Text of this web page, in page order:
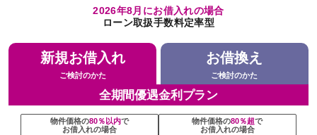
2026年8月にお借入れの場合
ローン取扱手数料定率型
新規お借入れ
ご検討のかた
お借換え
ご検討のかた
全期間優遇金利プラン
物件価格の80％以内で
お借入れの場合
物件価格の80％超で
お借入れの場合